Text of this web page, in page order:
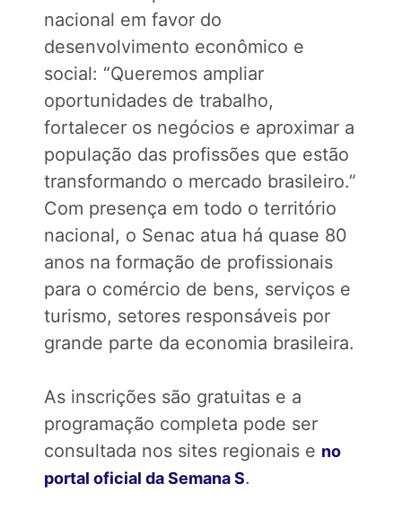
nacional em favor do
desenvolvimento econômico e
social: “Queremos ampliar
oportunidades de trabalho,
fortalecer os negócios e aproximar a
população das profissões que estão
transformando o mercado brasileiro.”
Com presença em todo o território
nacional, o Senac atua há quase 80
anos na formação de profissionais
para o comércio de bens, serviços e
turismo, setores responsáveis por
grande parte da economia brasileira.
As inscrições são gratuitas e a
programação completa pode ser
consultada nos sites regionais e no
portal oficial da Semana S.